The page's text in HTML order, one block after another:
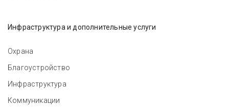
Инфраструктура и дополнительные услуги
Охрана
Благоустройство
Инфраструктура
Коммуникации